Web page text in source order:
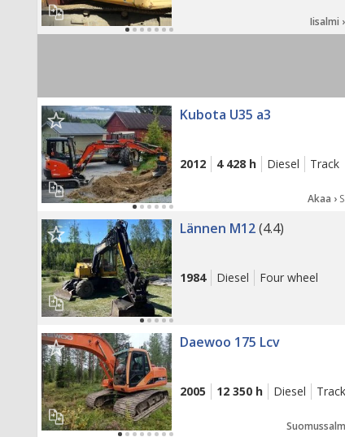
Iisalmi ›
Kubota U35 a3
2012 4 428 h Diesel Track
Akaa ›
Lännen M12(4.4)
1984 Diesel Four wheel
Daewoo 175 Lcv
2005 12 350 h Diesel Track